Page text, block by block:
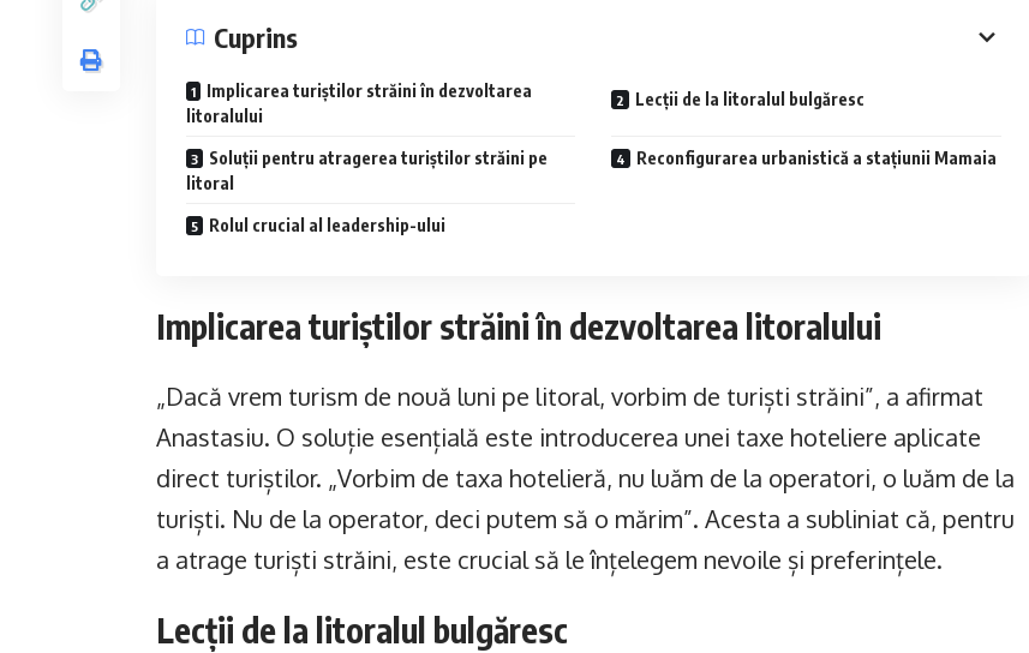
Cuprins
Implicarea turiștilor străini în dezvoltarea
litoralului
Lecții de la litoralul bulgăresc
Soluții pentru atragerea turiștilor străini pe
litoral
Reconfigurarea urbanistică a stațiunii Mamaia
Rolul crucial al leadership-ului
Implicarea turiștilor străini în dezvoltarea litoralului
„Dacă vrem turism de nouă luni pe litoral, vorbim de turiști străini”, a afirmat
Anastasiu. O soluție esențială este introducerea unei taxe hoteliere aplicate
direct turiștilor. „Vorbim de taxa hotelieră, nu luăm de la operatori, o luăm de la
turiști. Nu de la operator, deci putem să o mărim”. Acesta a subliniat că, pentru
a atrage turiști străini, este crucial să le înțelegem nevoile și preferințele.
Lecții de la litoralul bulgăresc